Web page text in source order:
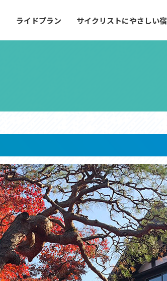
ライドプラン サイクリストにやさしい宿
大洗・ひたち海浜シーサイドルート
リゾートエリアの大洗町・ひたちなか市を中心に、
美しく変化に富んだ海岸線などを走り抜ける爽快な
ルート。
コース紹介
アクセス
おすすめスタートポイント
おすすめスポット
おすすめグルメ
ライドプラン
そ